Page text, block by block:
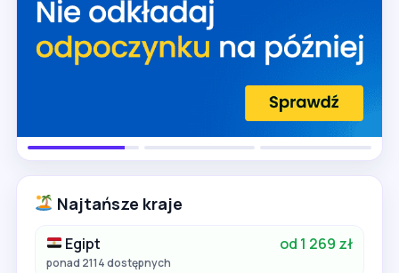
Najtańsze kraje
Egipt od 1 269 zł
ponad 2114 dostępnych